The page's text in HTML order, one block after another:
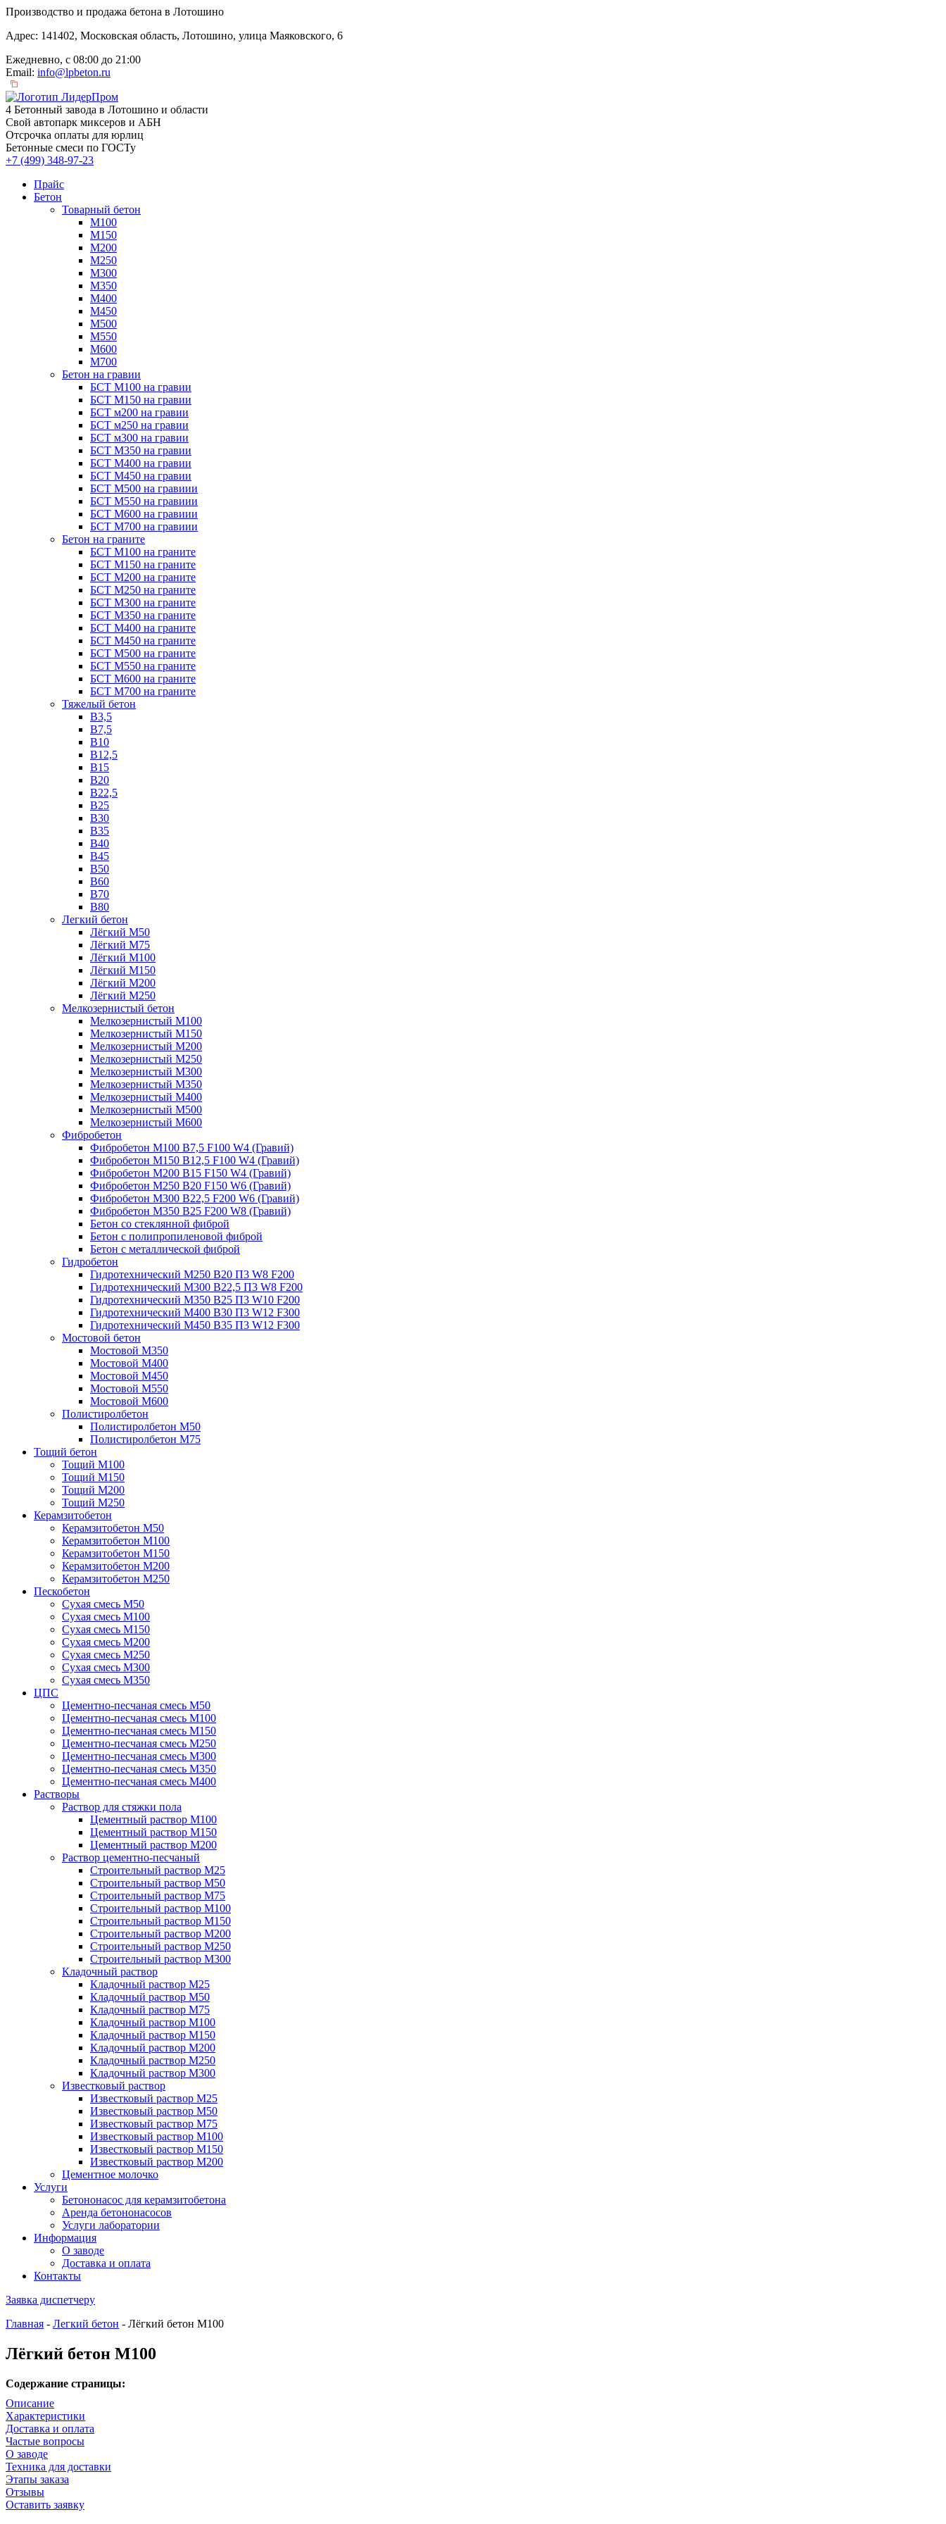
Производство и продажа бетона в Лотошино
Адрес: 141402, Московская область, Лотошино, улица Маяковского, 6
Ежедневно, с 08:00 до 21:00
Email: info@lpbeton.ru
4 Бетонный завода в Лотошино и области
Свой автопарк миксеров и АБН
Отсрочка оплаты для юрлиц
Бетонные смеси по ГОСТу
+7 (499) 348-97-23
Прайс
Бетон
Товарный бетон
М100
М150
М200
М250
М300
М350
М400
М450
М500
М550
М600
М700
Бетон на гравии
БСТ М100 на гравии
БСТ М150 на гравии
БСТ м200 на гравии
БСТ м250 на гравии
БСТ м300 на гравии
БСТ М350 на гравии
БСТ М400 на гравии
БСТ М450 на гравии
БСТ М500 на гравиии
БСТ М550 на гравиии
БСТ М600 на гравиии
БСТ М700 на гравиии
Бетон на граните
БСТ М100 на граните
БСТ М150 на граните
БСТ М200 на граните
БСТ М250 на граните
БСТ М300 на граните
БСТ М350 на граните
БСТ М400 на граните
БСТ М450 на граните
БСТ М500 на граните
БСТ М550 на граните
БСТ М600 на граните
БСТ М700 на граните
Тяжелый бетон
В3,5
B7,5
В10
В12,5
B15
B20
В22,5
В25
B30
В35
B40
В45
B50
B60
B70
B80
Легкий бетон
Лёгкий М50
Лёгкий М75
Лёгкий М100
Лёгкий М150
Лёгкий М200
Лёгкий М250
Мелкозернистый бетон
Мелкозернистый М100
Мелкозернистый М150
Мелкозернистый М200
Мелкозернистый М250
Мелкозернистый М300
Мелкозернистый М350
Мелкозернистый М400
Мелкозернистый М500
Мелкозернистый М600
Фибробетон
Фибробетон М100 B7,5 F100 W4 (Гравий)
Фибробетон М150 B12,5 F100 W4 (Гравий)
Фибробетон М200 B15 F150 W4 (Гравий)
Фибробетон М250 B20 F150 W6 (Гравий)
Фибробетон М300 B22,5 F200 W6 (Гравий)
Фибробетон М350 B25 F200 W8 (Гравий)
Бетон со стеклянной фиброй
Бетон с полипропиленовой фиброй
Бетон с металлической фиброй
Гидробетон
Гидротехнический М250 B20 П3 W8 F200
Гидротехнический М300 B22,5 П3 W8 F200
Гидротехнический М350 B25 П3 W10 F200
Гидротехнический М400 B30 П3 W12 F300
Гидротехнический М450 B35 П3 W12 F300
Мостовой бетон
Мостовой М350
Мостовой М400
Мостовой М450
Мостовой М550
Мостовой М600
Полистиролбетон
Полистиролбетон М50
Полистиролбетон М75
Тощий бетон
Тощий М100
Тощий М150
Тощий М200
Тощий М250
Керамзитобетон
Керамзитобетон М50
Керамзитобетон М100
Керамзитобетон М150
Керамзитобетон М200
Керамзитобетон М250
Пескобетон
Сухая смесь М50
Сухая смесь М100
Сухая смесь М150
Сухая смесь М200
Сухая смесь М250
Сухая смесь М300
Сухая смесь М350
ЦПС
Цементно-песчаная смесь М50
Цементно-песчаная смесь М100
Цементно-песчаная смесь М150
Цементно-песчаная смесь М250
Цементно-песчаная смесь М300
Цементно-песчаная смесь М350
Цементно-песчаная смесь М400
Растворы
Раствор для стяжки пола
Цементный раствор М100
Цементный раствор М150
Цементный раствор М200
Раствор цементно-песчаный
Строительный раствор М25
Строительный раствор М50
Строительный раствор М75
Строительный раствор М100
Строительный раствор М150
Строительный раствор М200
Строительный раствор М250
Строительный раствор М300
Кладочный раствор
Кладочный раствор М25
Кладочный раствор М50
Кладочный раствор М75
Кладочный раствор М100
Кладочный раствор М150
Кладочный раствор М200
Кладочный раствор М250
Кладочный раствор М300
Известковый раствор
Известковый раствор М25
Известковый раствор М50
Известковый раствор М75
Известковый раствор М100
Известковый раствор М150
Известковый раствор М200
Цементное молочко
Услуги
Бетононасос для керамзитобетона
Аренда бетононасосов
Услуги лаборатории
Информация
О заводе
Доставка и оплата
Контакты
Заявка диспетчеру
Главная - Легкий бетон - Лёгкий бетон М100
Лёгкий бетон М100
Содержание страницы:
Описание
Характеристики
Доставка и оплата
Частые вопросы
О заводе
Техника для доставки
Этапы заказа
Отзывы
Оставить заявку